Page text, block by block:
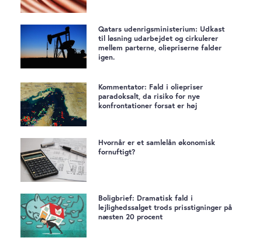
Qatars udenrigsministerium: Udkast
til løsning udarbejdet og cirkulerer
mellem parterne, oliepriserne falder
igen.
Kommentator: Fald i oliepriser
paradoksalt, da risiko for nye
konfrontationer forsat er høj
Hvornår er et samlelån økonomisk
fornuftigt?
Boligbrief: Dramatisk fald i
lejlighedssalget trods prisstigninger på
næsten 20 procent